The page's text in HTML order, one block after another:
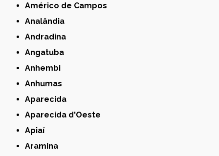
Américo de Campos
Analândia
Andradina
Angatuba
Anhembi
Anhumas
Aparecida
Aparecida d'Oeste
Apiaí
Aramina